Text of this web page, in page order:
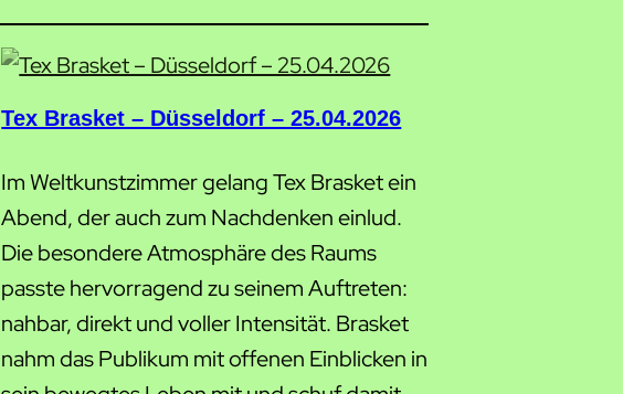
Tex Brasket – Düsseldorf – 25.04.2026
Im Weltkunstzimmer gelang Tex Brasket ein
Abend, der auch zum Nachdenken einlud.
Die besondere Atmosphäre des Raums
passte hervorragend zu seinem Auftreten:
nahbar, direkt und voller Intensität. Brasket
nahm das Publikum mit offenen Einblicken in